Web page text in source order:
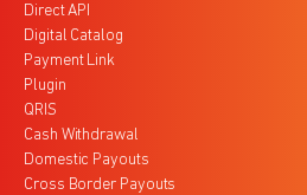
Direct API
Digital Catalog
Payment Link
Plugin
QRIS
Cash Withdrawal
Domestic Payouts
Cross Border Payouts